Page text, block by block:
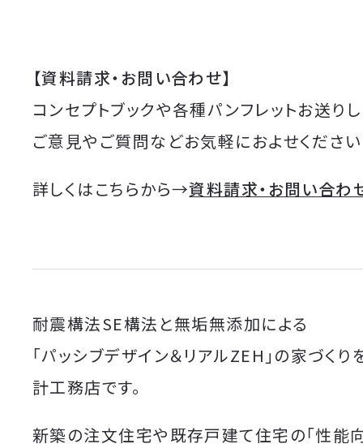
【資料請求・お問い合わせ】
コンセプトブックや各種パンフレットお送りし
ご意見やご質問などお気軽におよせください
詳しくはこちらから→資料請求・お問い合わ
耐震構法SE構法と無垢無添加による
「パッシブデザイン＆リアルZEH」の家づく
計工務店です。
新築の注文住宅や既存戸建て住宅の「性能